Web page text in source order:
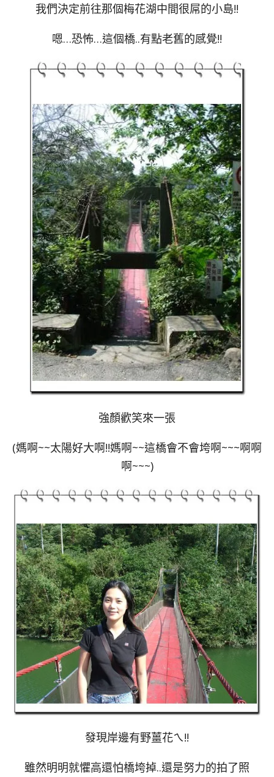
我們決定前往那個梅花湖中間很屌的小島!!
嗯…恐怖…這個橋..有點老舊的感覺!!
強顏歡笑來一張
(媽啊~~太陽好大啊!!媽啊~~這橋會不會垮啊~~~啊啊
啊~~~)
發現岸邊有野薑花ㄟ!!
雖然明明就懼高還怕橋垮掉..還是努力的拍了照